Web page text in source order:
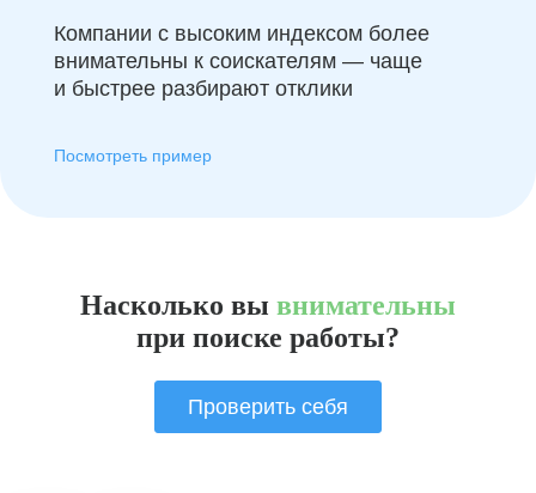
Компании с высоким индексом более
внимательны к соискателям — чаще
и быстрее разбирают отклики
Посмотреть пример
Насколько вы внимательны
при поиске работы?
Проверить себя